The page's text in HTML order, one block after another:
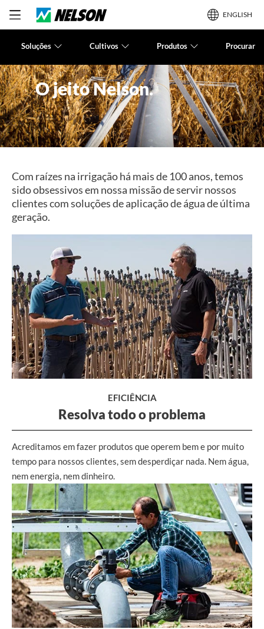
ENGLISH
Soluções Cultivos Produtos Procurar
O jeito Nelson.
Com raízes na irrigação há mais de 100 anos, temos
sido obsessivos em nossa missão de servir nossos
clientes com soluções de aplicação de água de última
geração.
EFICIÊNCIA
Resolva todo o problema
Acreditamos em fazer produtos que operem bem e por muito
tempo para nossos clientes, sem desperdiçar nada. Nem água,
nem energia, nem dinheiro.